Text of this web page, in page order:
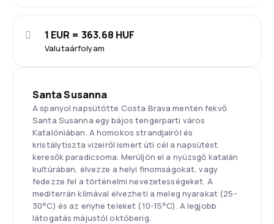
Valutaárfolyam
1 EUR = 363.68 HUF
Santa Susanna
A spanyol napsütötte Costa Brava mentén fekvő
Santa Susanna egy bájos tengerparti város
Katalóniában. A homokos strandjairól és
kristálytiszta vizeiről ismert úti cél a napsütést
keresők paradicsoma. Merüljön el a nyüzsgő katalán
kultúrában, élvezze a helyi finomságokat, vagy
fedezze fel a történelmi nevezetességeket. A
mediterrán klímával élvezheti a meleg nyarakat (25-
30°C) és az enyhe teleket (10-15°C). A legjobb
látogatás májustól októberig.